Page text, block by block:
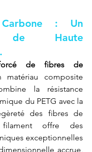
: Un
de Haute
de fibres de
matériau composite
la résistance
du PETG avec la
des fibres de
offre des
exceptionnelles
accrue,